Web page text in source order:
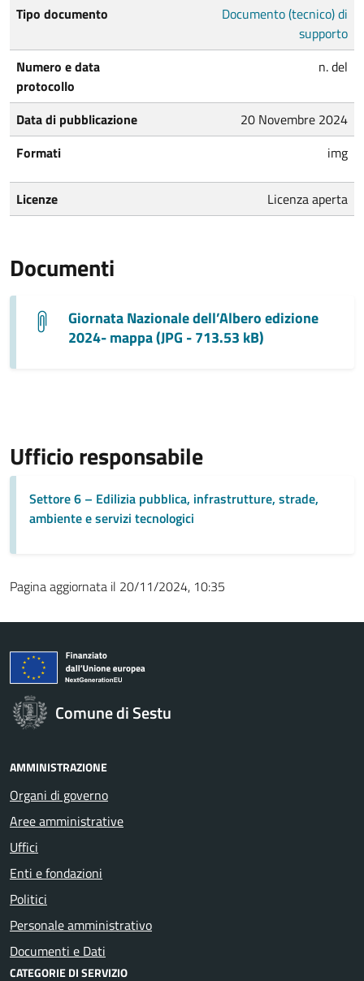
Tipo documento
Documento (tecnico) di
supporto
Numero e data
protocollo
n. del
Data di pubblicazione
20 Novembre 2024
Formati
img
Licenze Licenza aperta
Documenti
Giornata Nazionale dell’Albero edizione
2024- mappa (JPG - 713.53 kB)
Ufficio responsabile
Settore 6 – Edilizia pubblica, infrastrutture, strade,
ambiente e servizi tecnologici
Pagina aggiornata il 20/11/2024, 10:35
Comune di Sestu
AMMINISTRAZIONE
Organi di governo
Aree amministrative
Uffici
Enti e fondazioni
Politici
Personale amministrativo
Documenti e Dati
CATEGORIE DI SERVIZIO